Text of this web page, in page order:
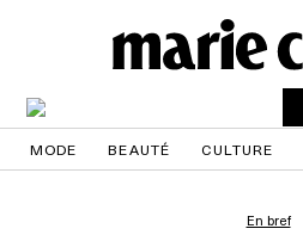
MODE
BEAUTÉ CULTURE
En bref